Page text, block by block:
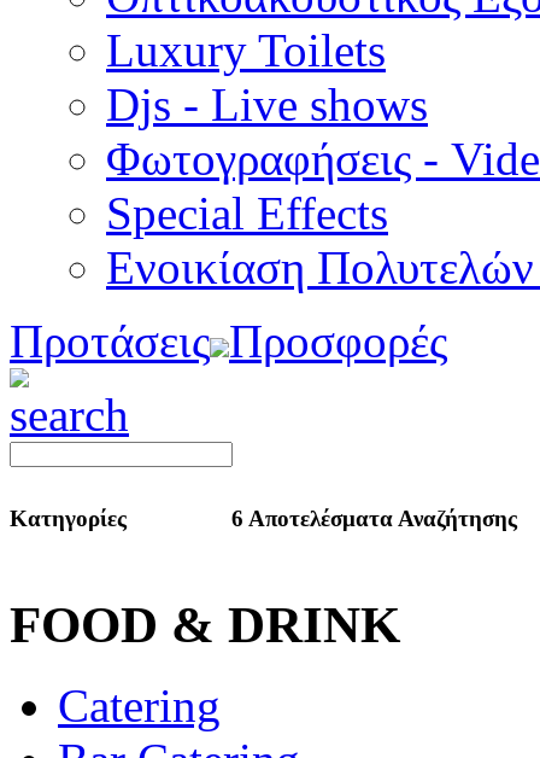
Luxury Toilets
Djs - Live shows
Φωτογραφήσεις -
Special Εffects
Ενοικίαση
Προτάσεις Προσφορές
Κατηγορίες 6 Αποτελέσματα Αναζήτησης
FOOD & DRINK
Catering